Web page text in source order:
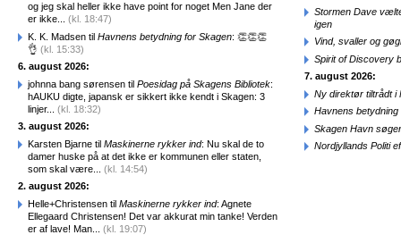
og jeg skal heller ikke have point for noget Men Jane der
er ikke... (kl. 18:47)
K. K. Madsen til Havnens betydning for Skagen: 👏👏👏
👌 (kl. 15:33)
6. august 2026:
johnna bang sørensen til Poesidag på Skagens Bibliotek:
hAUKU digte, japansk er sikkert ikke kendt i Skagen: 3
linjer... (kl. 18:32)
3. august 2026:
Karsten Bjarne til Maskinerne rykker ind: Nu skal de to
damer huske på at det ikke er kommunen eller staten,
som skal være... (kl. 14:54)
2. august 2026:
Helle+Christensen til Maskinerne rykker ind: Agnete
Ellegaard Christensen! Det var akkurat min tanke! Verden
er af lave! Man... (kl. 19:07)
Stormen Dave
igen
Vind, svaller og
Spirit of Discovery
7. august 2026:
Ny direktør tiltrådt i
Havnens betydning
Skagen Havn
Nordjyllands Politi